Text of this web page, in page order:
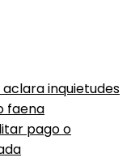
inquietudes
faena
pago o